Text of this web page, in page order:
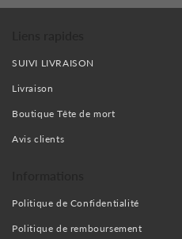
SUIVI LIVRAISON
Livraison
Boutique Tête de mort
Avis clients
Politique de Confidentialité
Politique de remboursement